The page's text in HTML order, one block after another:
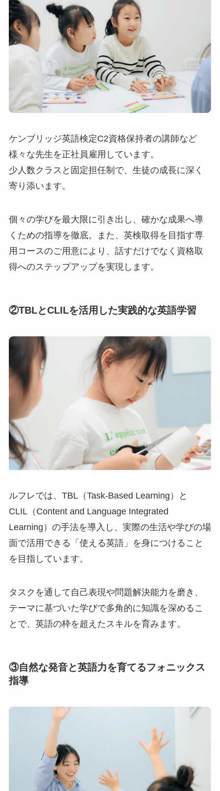
ケンブリッジ英語検定C2資格保持者の講師など
様々な先生を正社員雇用しています。
少人数クラスと固定担任制で、生徒の成長に深く
寄り添います。
個々の学びを最大限に引き出し、確かな成果へ導
くための指導を徹底。また、英検取得を目指す専
用コースのご用意により、話すだけでなく資格取
得へのステップアップを実現します。
②TBLとCLILを活用した実践的な英語学習
ルフレでは、TBL（Task-Based Learning）と
CLIL（Content and Language Integrated
Learning）の手法を導入し、実際の生活や学びの場
面で活用できる「使える英語」を身につけること
を目指しています。
タスクを通して自己表現や問題解決能力を磨き、
テーマに基づいた学びで多角的に知識を深めるこ
とで、英語の枠を超えたスキルを育みます。
③自然な発音と英語力を育てるフォニックス
指導